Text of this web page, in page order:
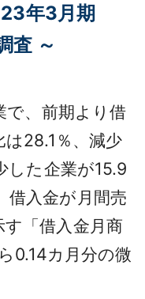
年3月期
査 ～
、前期より借
は28.1％、減少
した企業が15.9
借入金が月間売
す「借入金月商
0.14カ月分の微